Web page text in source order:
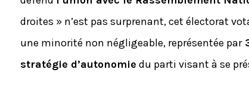
droites » n’est pas surprenant, cet électorat
une minorité non négligeable, représentée par
stratégie d’autonomie du parti visant à se